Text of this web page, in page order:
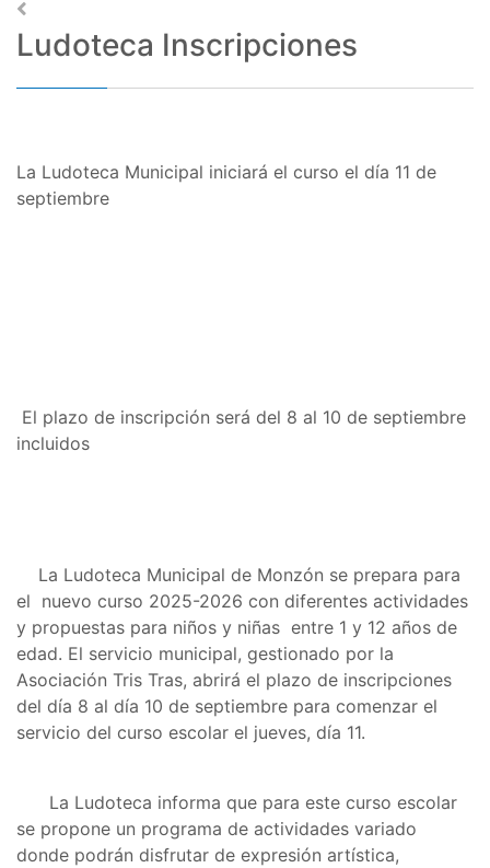
Ludoteca Inscripciones
La Ludoteca Municipal iniciará el curso el día 11 de
septiembre
El plazo de inscripción será del 8 al 10 de septiembre
incluidos
La Ludoteca Municipal de Monzón se prepara para
el nuevo curso 2025-2026 con diferentes actividades
y propuestas para niños y niñas entre 1 y 12 años de
edad. El servicio municipal, gestionado por la
Asociación Tris Tras, abrirá el plazo de inscripciones
del día 8 al día 10 de septiembre para comenzar el
servicio del curso escolar el jueves, día 11.
La Ludoteca informa que para este curso escolar
se propone un programa de actividades variado
donde podrán disfrutar de expresión artística,